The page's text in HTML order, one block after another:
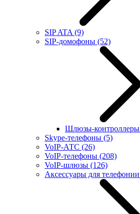
SIP ATA (9)
SIP-домофоны (52)
Шлюзы-контроллеры
Skype-телефоны (5)
VoIP-АТС (26)
VoIP-телефоны (208)
VoIP-шлюзы (126)
Аксессуары для телефонии